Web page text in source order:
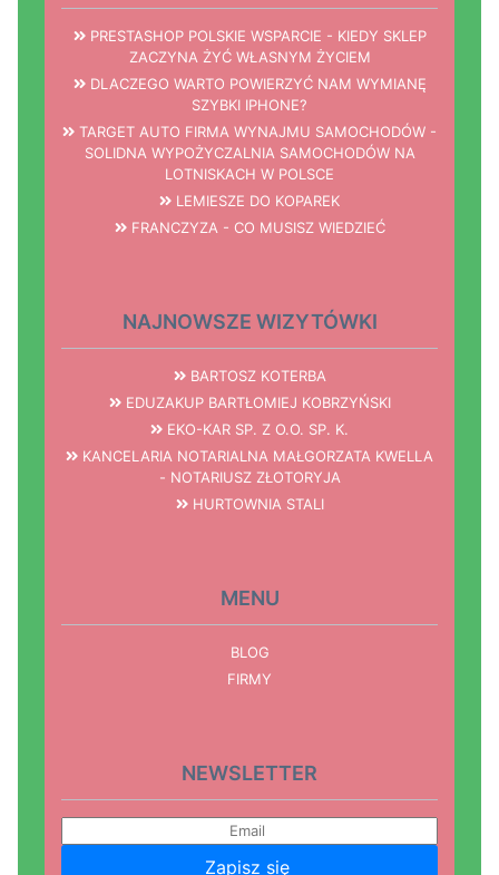
PRESTASHOP POLSKIE WSPARCIE - KIEDY SKLEP
ZACZYNA ŻYĆ WŁASNYM ŻYCIEM
DLACZEGO WARTO POWIERZYĆ NAM WYMIANĘ
SZYBKI IPHONE?
TARGET AUTO FIRMA WYNAJMU SAMOCHODÓW -
SOLIDNA WYPOŻYCZALNIA SAMOCHODÓW NA
LOTNISKACH W POLSCE
LEMIESZE DO KOPAREK
FRANCZYZA - CO MUSISZ WIEDZIEĆ
NAJNOWSZE WIZYTÓWKI
BARTOSZ KOTERBA
EDUZAKUP BARTŁOMIEJ KOBRZYŃSKI
EKO-KAR SP. Z O.O. SP. K.
KANCELARIA NOTARIALNA MAŁGORZATA KWELLA
- NOTARIUSZ ZŁOTORYJA
HURTOWNIA STALI
MENU
BLOG
FIRMY
NEWSLETTER
Zapisz się